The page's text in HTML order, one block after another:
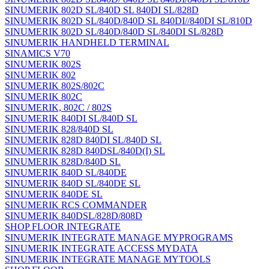
SINUMERIK 802D SL/840D SL 840DI SL/828D
SINUMERIK 802D SL/840D/840D SL 840DI//840DI SL/810D
SINUMERIK 802D SL/840D/840D SL/840DI SL/828D
SINUMERIK HANDHELD TERMINAL
SINAMICS V70
SINUMERIK 802S
SINUMERIK 802
SINUMERIK 802S/802C
SINUMERIK 802C
SINUMERIK, 802C / 802S
SINUMERIK 840DI SL/840D SL
SINUMERIK 828/840D SL
SINUMERIK 828D 840DI SL/840D SL
SINUMERIK 828D 840DSL/840D(I) SL
SINUMERIK 828D/840D SL
SINUMERIK 840D SL/840DE
SINUMERIK 840D SL/840DE SL
SINUMERIK 840DE SL
SINUMERIK RCS COMMANDER
SINUMERIK 840DSL/828D/808D
SHOP FLOOR INTEGRATE
SINUMERIK INTEGRATE MANAGE MYPROGRAMS
SINUMERIK INTEGRATE ACCESS MYDATA
SINUMERIK INTEGRATE MANAGE MYTOOLS